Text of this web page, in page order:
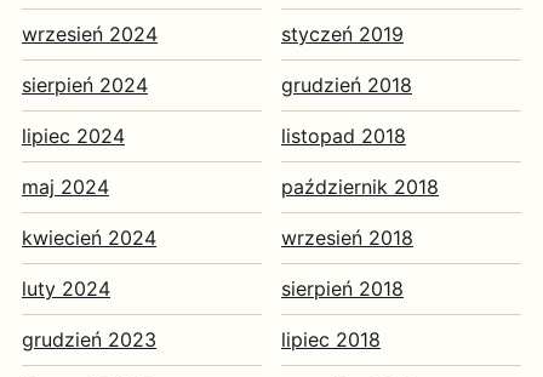
wrzesień 2024
sierpień 2024
lipiec 2024
maj 2024
kwiecień 2024
luty 2024
grudzień 2023
styczeń 2019
grudzień 2018
listopad 2018
październik 2018
wrzesień 2018
sierpień 2018
lipiec 2018